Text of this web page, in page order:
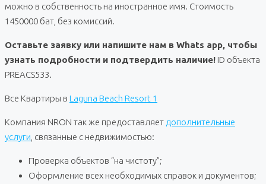
можно в собственность на иностранное имя. Стоимость
1450000 бат, без комиссий.
Оставьте заявку или напишите нам в Whats app, чтобы
узнать подробности и подтвердить наличие! ID объекта
PREACS533.
Все Квартиры в Laguna Beach Resort 1
Компания NRON так же предоставляет дополнительные
услуги , связанные с недвижимостью:
Проверка объектов “на чистоту”;
Оформление всех необходимых справок и документов;